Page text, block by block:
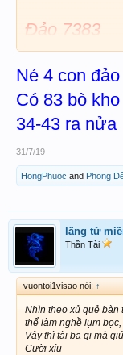
Đảo 7383
Mbac 57-75-
Né 4 con đảo
Có 83 bò kho
34-43 ra nửa
31/7/19
HongPhuoc and Phong
lãng tử
Thần Tài
vuontoi1visao nói: ↑
Nhìn theo xủ quẻ bàn
thể làm nghề lụm bọc,
Vậy thì tài ba gi mà
Cười xỉu